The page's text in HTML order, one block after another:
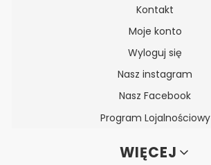
Kontakt
Moje konto
Wyloguj się
Nasz instagram
Nasz Facebook
Program Lojalnościowy
WIĘCEJ